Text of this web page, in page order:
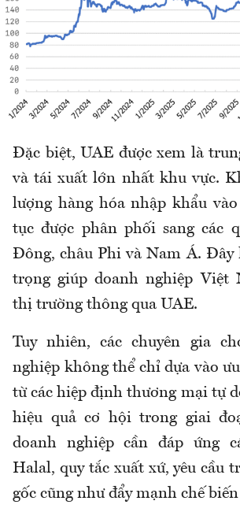
Đặc biệt, UAE được xem là
và tái xuất lớn nhất khu vực.
lượng hàng hóa nhập khẩu
tục được phân phối sang các
Đông, châu Phi và Nam Á. Đây
trọng giúp doanh nghiệp Việt
thị trường thông qua UAE.
Tuy nhiên, các chuyên gia
nghiệp không thể chỉ dựa vào
từ các hiệp định thương mại tự
hiệu quả cơ hội trong giai
doanh nghiệp cần đáp ứng
Halal, quy tắc xuất xứ, yêu cầu
gốc cũng như đẩy mạnh chế biến